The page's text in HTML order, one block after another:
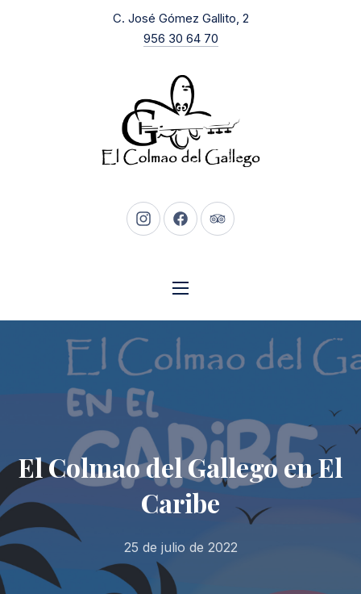
C. José Gómez Gallito, 2New Window
956 30 64 70
New Window
New WindowNew Window
NAVIGATION
El Colmao del Gallego en El
Caribe
25 de julio de 2022